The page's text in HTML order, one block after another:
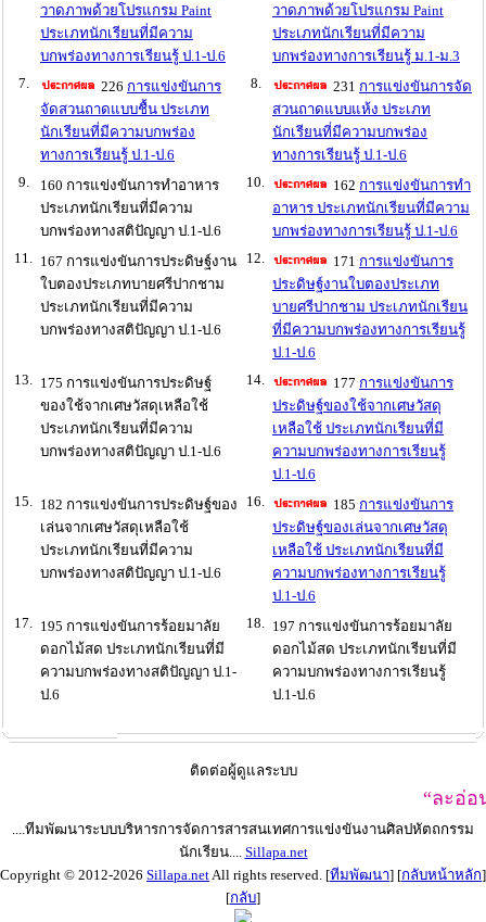
วาดภาพด้วยโปรแกรม Paint
ประเภทนักเรียนที่มีความ
บกพร่องทางการเรียนรู้ ป.1-ป.6
วาดภาพด้วยโปรแกรม Paint
ประเภทนักเรียนที่มีความ
บกพร่องทางการเรียนรู้ ม.1-ม.3
7.
226 การแข่งขันการ
จัดสวนถาดแบบชื้น ประเภท
นักเรียนที่มีความบกพร่อง
ทางการเรียนรู้ ป.1-ป.6
8. 231 การแข่งขันการจัด
สวนถาดแบบแห้ง ประเภท
นักเรียนที่มีความบกพร่อง
ทางการเรียนรู้ ป.1-ป.6
9.
160 การแข่งขันการทำอาหาร
ประเภทนักเรียนที่มีความ
บกพร่องทางสติปัญญา ป.1-ป.6
10. 162 การแข่งขันการทำ
อาหาร ประเภทนักเรียนที่มีความ
บกพร่องทางการเรียนรู้ ป.1-ป.6
11.
167 การแข่งขันการประดิษฐ์งาน
ใบตองประเภทบายศรีปากชาม
ประเภทนักเรียนที่มีความ
บกพร่องทางสติปัญญา ป.1-ป.6
12. 171 การแข่งขันการ
ประดิษฐ์งานใบตองประเภท
บายศรีปากชาม ประเภทนักเรียน
ที่มีความบกพร่องทางการเรียนรู้
ป.1-ป.6
13.
175 การแข่งขันการประดิษฐ์
ของใช้จากเศษวัสดุเหลือใช้
ประเภทนักเรียนที่มีความ
บกพร่องทางสติปัญญา ป.1-ป.6
14. 177 การแข่งขันการ
ประดิษฐ์ของใช้จากเศษวัสดุ
เหลือใช้ ประเภทนักเรียนที่มี
ความบกพร่องทางการเรียนรู้
ป.1-ป.6
15.
182 การแข่งขันการประดิษฐ์ของ
เล่นจากเศษวัสดุเหลือใช้
ประเภทนักเรียนที่มีความ
บกพร่องทางสติปัญญา ป.1-ป.6
16. 185 การแข่งขันการ
ประดิษฐ์ของเล่นจากเศษวัสดุ
เหลือใช้ ประเภทนักเรียนที่มี
ความบกพร่องทางการเรียนรู้
ป.1-ป.6
17.
195 การแข่งขันการร้อยมาลัย
ดอกไม้สด ประเภทนักเรียนที่มี
ความบกพร่องทางสติปัญญา ป.1-
ป.6
18.
197 การแข่งขันการร้อยมาลัย
ดอกไม้สด ประเภทนักเรียนที่มี
ความบกพร่องทางการเรียนรู้
ป.1-ป.6
ติดต่อผู้ดูแลระบบ
“ละอ่อนเจีย
....ทีมพัฒนาระบบบริหารการจัดการสารสนเทศการแข่งขันงานศิลปหัตถกรรม
นักเรียน.... Sillapa.net
Copyright © 2012-2026 Sillapa.netAll rights reserved. [ทีมพัฒนา] [กลับหน้าหลัก]
[กลับ]